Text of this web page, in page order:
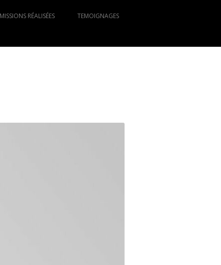
MISSIONS RÉALISÉES
TEMOIGNAGES